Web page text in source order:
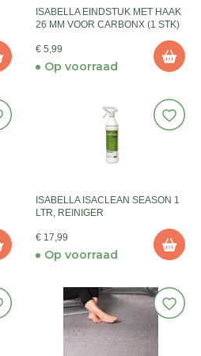
ISABELLA EINDSTUK MET HAAK
26 MM VOOR CARBONX (1 STK)
€ 5,99
Op voorraad
ISABELLA ISACLEAN SEASON 1
LTR, REINIGER
€ 17,99
Op voorraad